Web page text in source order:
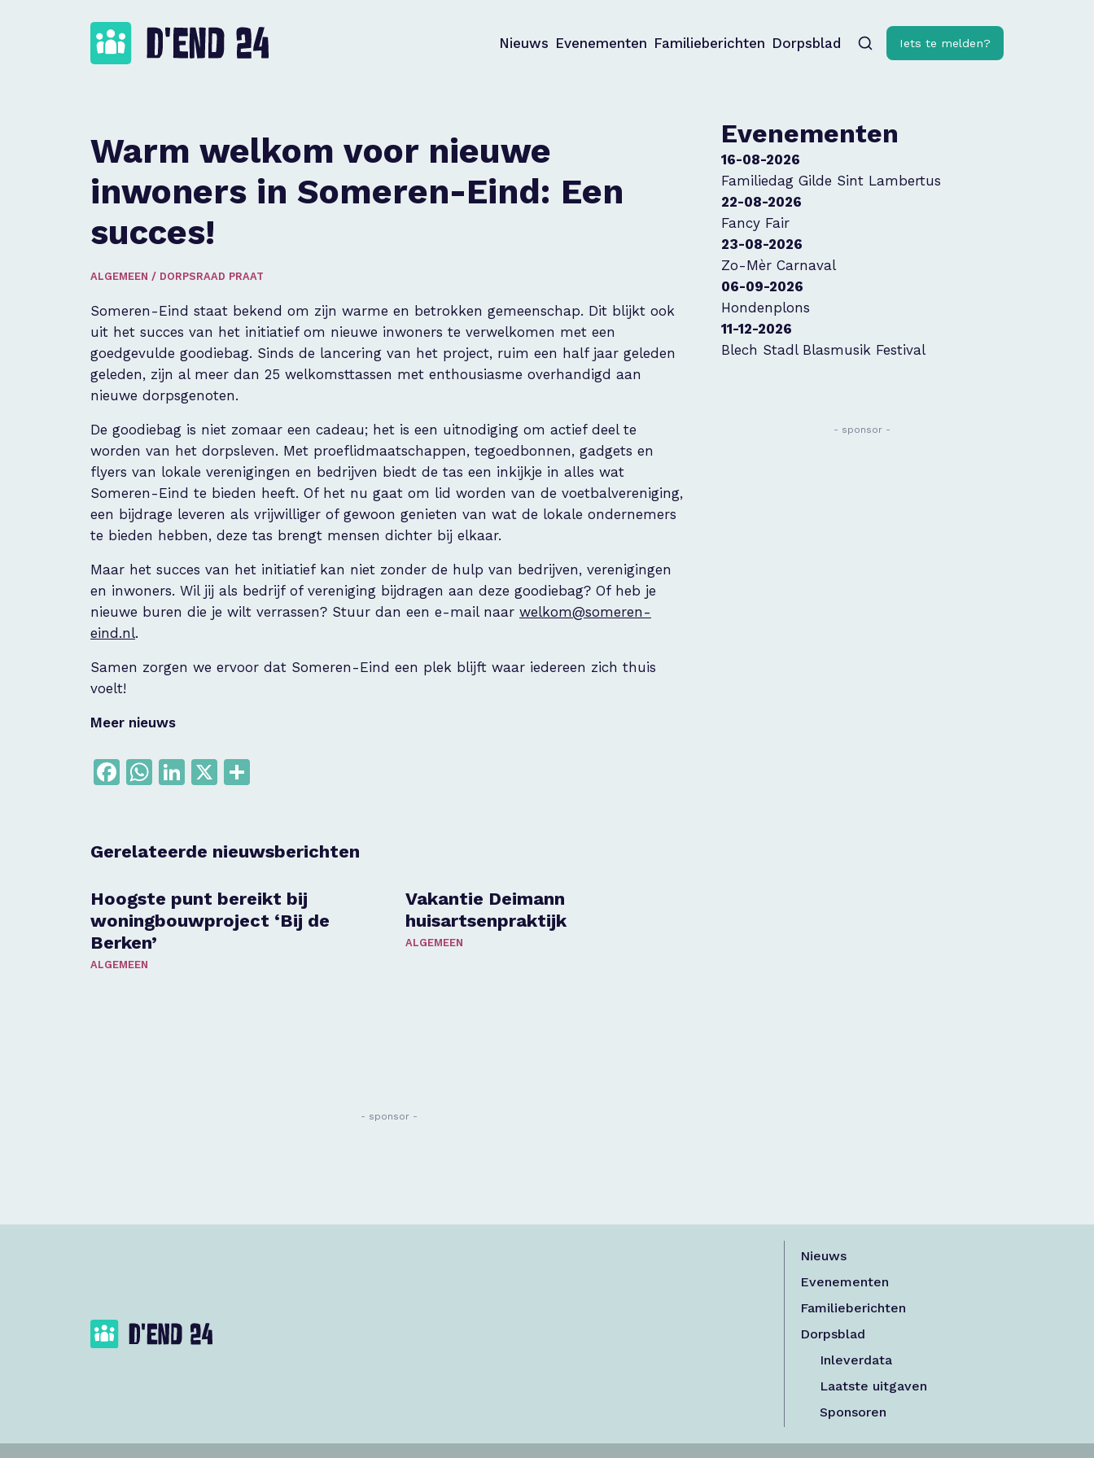
Nieuws Evenementen Familieberichten Dorpsblad Iets te melden?
Warm welkom voor nieuwe
inwoners in Someren-Eind: Een
succes!
ALGEMEEN / DORPSRAAD PRAAT
Someren-Eind staat bekend om zijn warme en betrokken gemeenschap. Dit blijkt ook
uit het succes van het initiatief om nieuwe inwoners te verwelkomen met een
goedgevulde goodiebag. Sinds de lancering van het project, ruim een half jaar geleden
geleden, zijn al meer dan 25 welkomsttassen met enthousiasme overhandigd aan
nieuwe dorpsgenoten.
De goodiebag is niet zomaar een cadeau; het is een uitnodiging om actief deel te
worden van het dorpsleven. Met proeflidmaatschappen, tegoedbonnen, gadgets en
flyers van lokale verenigingen en bedrijven biedt de tas een inkijkje in alles wat
Someren-Eind te bieden heeft. Of het nu gaat om lid worden van de voetbalvereniging,
een bijdrage leveren als vrijwilliger of gewoon genieten van wat de lokale ondernemers
te bieden hebben, deze tas brengt mensen dichter bij elkaar.
Maar het succes van het initiatief kan niet zonder de hulp van bedrijven, verenigingen
en inwoners. Wil jij als bedrijf of vereniging bijdragen aan deze goodiebag? Of heb je
nieuwe buren die je wilt verrassen? Stuur dan een e-mail naar welkom@someren-
eind.nl.
Samen zorgen we ervoor dat Someren-Eind een plek blijft waar iedereen zich thuis
voelt!
Meer nieuws
Facebook
WhatsApp
LinkedIn
X
Gerelateerde nieuwsberichten
Hoogste punt bereikt bij
woningbouwproject ‘Bij de
Berken’
ALGEMEEN
Vakantie Deimann
huisartsenpraktijk
ALGEMEEN
- sponsor -
Evenementen
16-08-2026
Familiedag Gilde Sint Lambertus
22-08-2026
Fancy Fair
23-08-2026
Zo-Mèr Carnaval
06-09-2026
Hondenplons
11-12-2026
Blech Stadl Blasmusik Festival
- sponsor -
Nieuws
Evenementen
Familieberichten
Dorpsblad
Inleverdata
Laatste uitgaven
Sponsoren